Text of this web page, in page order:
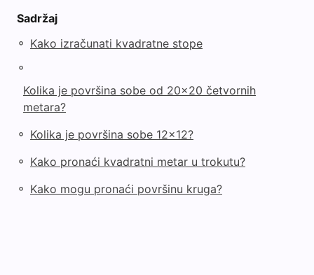
Sadržaj
◦ Kako izračunati kvadratne stope
◦
Kolika je površina sobe od 20x20 četvornih
metara?
◦ Kolika je površina sobe 12x12?
◦ Kako pronaći kvadratni metar u trokutu?
◦ Kako mogu pronaći površinu kruga?